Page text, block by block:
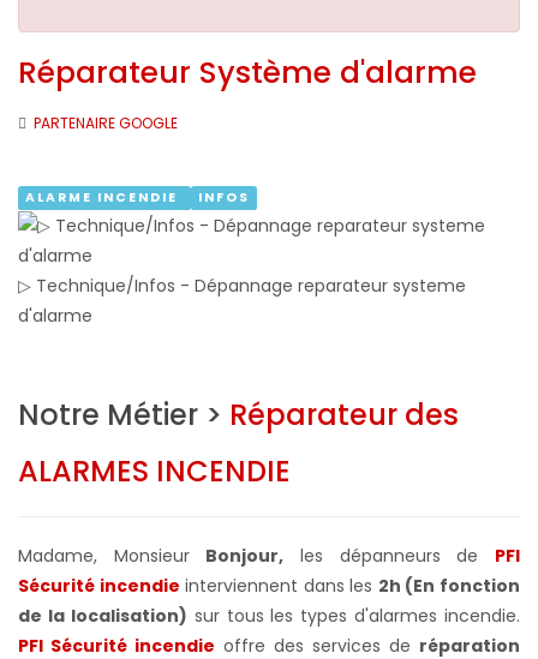
Réparateur Système d'alarme
PARTENAIRE GOOGLE
ALARME INCENDIE INFOS
▷ Technique/Infos - Dépannage reparateur systeme
d'alarme
Notre Métier > Réparateur des
ALARMES INCENDIE
Madame, Monsieur Bonjour, les dépanneurs de PFI
Sécurité incendie interviennent dans les 2h (En fonction
de la localisation) sur tous les types d'alarmes incendie.
PFI Sécurité incendie offre des services de réparation